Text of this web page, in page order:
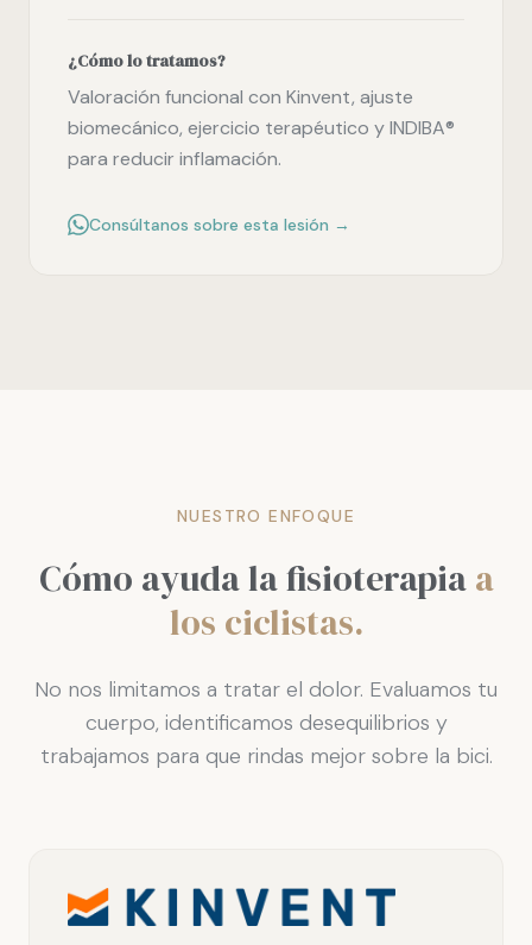
¿Cómo lo tratamos?
Valoración funcional con Kinvent, ajuste
biomecánico, ejercicio terapéutico y INDIBA®
para reducir inflamación.
Consúltanos sobre esta lesión →
NUESTRO ENFOQUE
Cómo ayuda la fisioterapiaa
los ciclistas.
No nos limitamos a tratar el dolor. Evaluamos tu
cuerpo, identificamos desequilibrios y
trabajamos para que rindas mejor sobre la bici.